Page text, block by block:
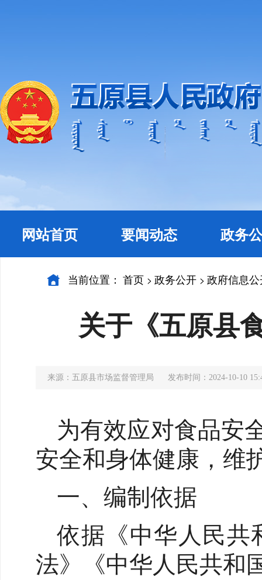
网站首页 要闻动态 政务
当前位置： 首页 > 政务公开 > 政府信息
关于《五原县
来源：五原县市场监督管理局 发布时间：2024-10-10
为有效应对食品安
安全和身体健康，维
一、编制依据
依据《中华人民共
法》《中华人民共和